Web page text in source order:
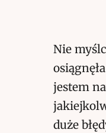
Nie
jestem
duże